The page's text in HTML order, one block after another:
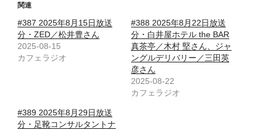
関連
#387 2025年8月15日放送
分・ZED／松井豊さん
2025-08-15
カフェラジオ
#388 2025年8月22日放送
分・白井屋ホテル the BAR
真茶亭／木村 堅さん、ジャ
ングルデリバリー／三田英
彦さん
2025-08-22
カフェラジオ
#389 2025年8月29日放送
分・足靴コンサルタントナ